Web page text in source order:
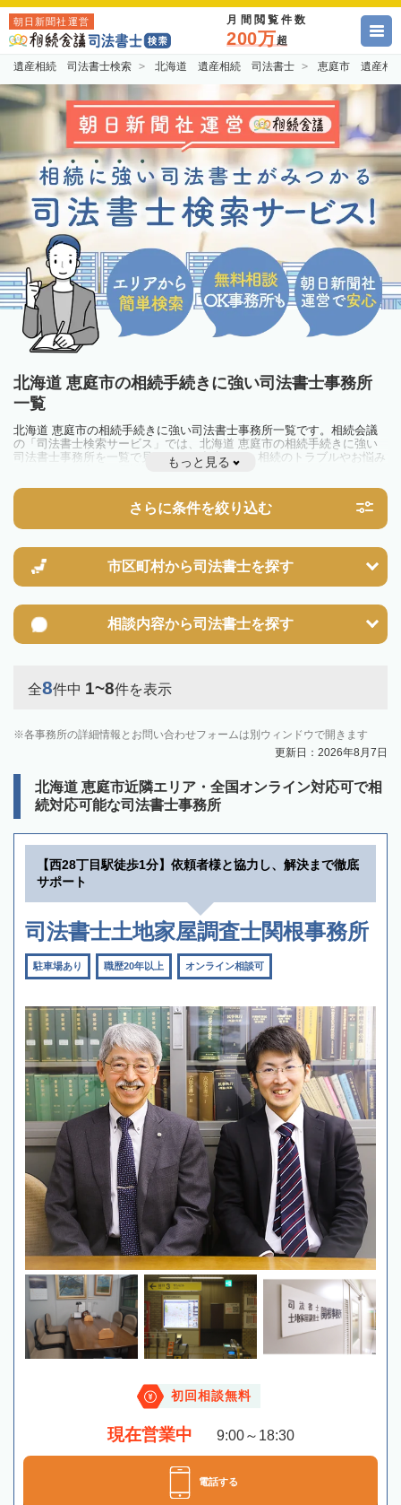
朝日新聞社運営 月間閲覧件数
200万超
遺産相続 司法書士検索 北海道 遺産相続 司法書士 恵庭市 遺産相
北海道 恵庭市の相続手続きに強い司法書士事務所
一覧
北海道 恵庭市の相続手続きに強い司法書士事務所一覧です。相続会議
の「司法書士検索サービス」では、北海道 恵庭市の相続手続きに強い
司法書士事務所を一覧で見ることが出来ます。相続のトラブルやお悩み
を抱えている方は一度近隣の司法書士に相談してみましょう。
もっと見る
さらに条件を絞り込む
市区町村から司法書士を探す
相談内容から司法書士を探す
全8件中 1~8件を表示
各事務所の詳細情報とお問い合わせフォームは別ウィンドウで開きます
更新日：2026年8月7日
北海道 恵庭市近隣エリア・全国オンライン対応可で相
続対応可能な司法書士事務所
【西28丁目駅徒歩1分】依頼者様と協力し、解決まで徹底
サポート
司法書士土地家屋調査士関根事務所
駐車場あり 職歴20年以上 オンライン相談可
初回相談無料
現在営業中 9:00～18:30
電話する